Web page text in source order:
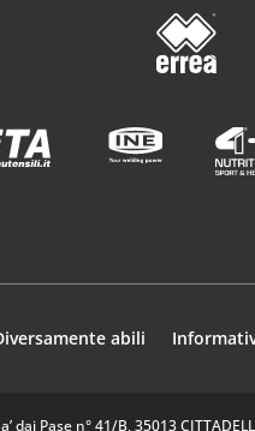
abili
dai Pase n° 41/B, 35013